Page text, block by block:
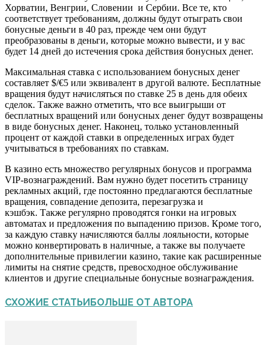
Хорватии, Венгрии, Словении и Сербии. Все те, кто
соответствует требованиям, должны будут отыграть свои
бонусные деньги в 40 раз, прежде чем они будут
преобразованы в деньги, которые можно вывести, и у вас
будет 14 дней до истечения срока действия бонусных денег.
Максимальная ставка с использованием бонусных денег
составляет $/€5 или эквивалент в другой валюте. Бесплатные
вращения будут начисляться по ставке 25 в день для обеих
сделок. Также важно отметить, что все выигрыши от
бесплатных вращений или бонусных денег будут возвращены
в виде бонусных денег. Наконец, только установленный
процент от каждой ставки в определенных играх будет
учитываться в требованиях по ставкам.
В казино есть множество регулярных бонусов и программа
VIP-вознаграждений. Вам нужно будет посетить страницу
рекламных акций, где постоянно предлагаются бесплатные
вращения, совпадение депозита, перезагрузка и
кэшбэк. Также регулярно проводятся гонки на игровых
автоматах и ​​предложения по выпадению призов. Кроме того,
за каждую ставку начисляются баллы лояльности, которые
можно конвертировать в наличные, а также вы получаете
дополнительные привилегии казино, такие как расширенные
лимиты на снятие средств, превосходное обслуживание
клиентов и другие специальные бонусные вознаграждения.
СХОЖИЕ СТАТЬИБОЛЬШЕ ОТ АВТОРА